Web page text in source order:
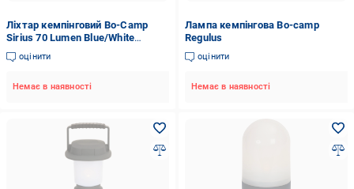
Ліхтар кемпінговий Bo-Camp
Sirius 70 Lumen Blue/White
(5818902)
оцінити
Немає в наявності
Лампа кемпінгова Bo-camp
Regulus
оцінити
Немає в наявності